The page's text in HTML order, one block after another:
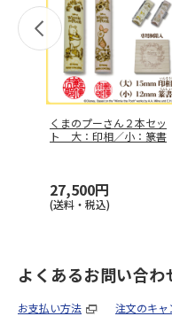
くまのプーさん２本セッ
ト 大：印相／小：篆書
27,500円
(送料・税込)
よくあるお問い合わ
お支払い方法 注文のキャ